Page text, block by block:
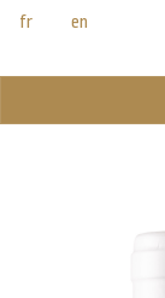
fr
en